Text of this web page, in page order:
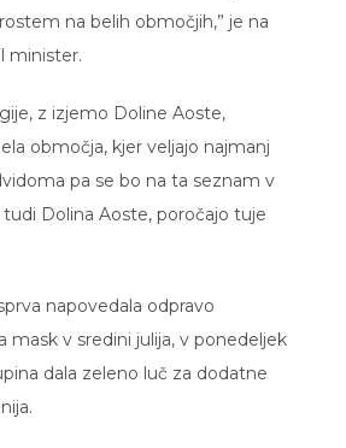
na belih območjih,” je na
minister.
z izjemo Doline Aoste,
območja, kjer veljajo najmanj
pa se bo na ta seznam v
Dolina Aoste, poročajo tuje
napovedala odpravo
mask v sredini julija, v ponedeljek
dala zeleno luč za dodatne